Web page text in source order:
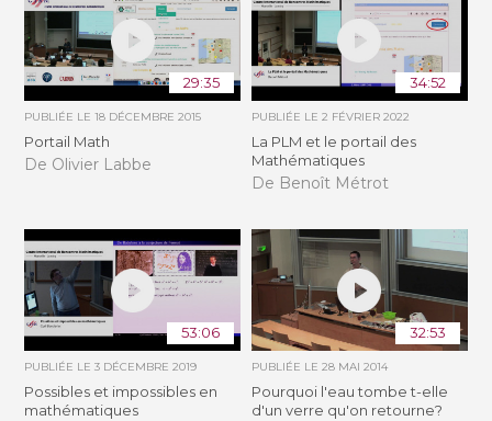
29:35
PUBLIÉE LE18 DÉCEMBRE 2015
Portail Math
De Olivier Labbe
34:52
PUBLIÉE LE 2 FÉVRIER 2022
La PLM et le portail des
Mathématiques
De Benoît Métrot
53:06
PUBLIÉE LE3 DÉCEMBRE 2019
Possibles et impossibles en
mathématiques
32:53
PUBLIÉE LE 28 MAI 2014
Pourquoi l'eau tombe t-elle
d'un verre qu'on retourne?